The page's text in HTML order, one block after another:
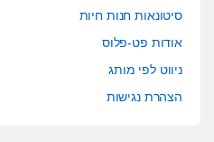
סיטונאות חנות חיות
אודות פט-פלוס
ניווט לפי מותג
הצהרת נגישות